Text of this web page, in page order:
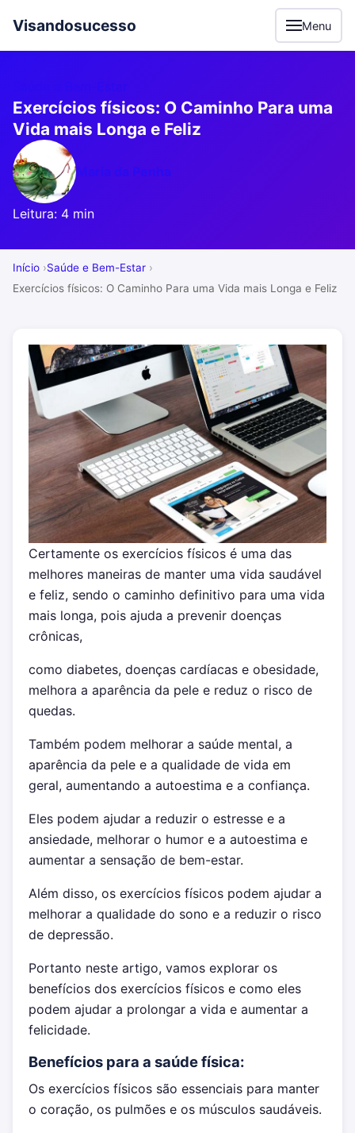
Visandosucesso Menu
Exercícios físicos: O Caminho Para uma
Vida mais Longa e Feliz
Maria da Penha
Leitura: 4 min
Início
Saúde e Bem-Estar
Exercícios físicos: O Caminho Para uma Vida mais Longa e Feliz
Certamente os exercícios físicos é uma das
melhores maneiras de manter uma vida saudável
e feliz, sendo o caminho definitivo para uma vida
mais longa, pois ajuda a prevenir doenças
crônicas,
como diabetes, doenças cardíacas e obesidade,
melhora a aparência da pele e reduz o risco de
quedas.
Também podem melhorar a saúde mental, a
aparência da pele e a qualidade de vida em
geral, aumentando a autoestima e a confiança.
Eles podem ajudar a reduzir o estresse e a
ansiedade, melhorar o humor e a autoestima e
aumentar a sensação de bem-estar.
Além disso, os exercícios físicos podem ajudar a
melhorar a qualidade do sono e a reduzir o risco
de depressão.
Portanto neste artigo, vamos explorar os
benefícios dos exercícios físicos e como eles
podem ajudar a prolongar a vida e aumentar a
felicidade.
Benefícios para a saúde física:
Os exercícios físicos são essenciais para manter
o coração, os pulmões e os músculos saudáveis.